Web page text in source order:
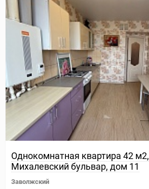
Однокомнатная квартира 42 м2,
Михалевский бульвар, дом 11
Заволжский